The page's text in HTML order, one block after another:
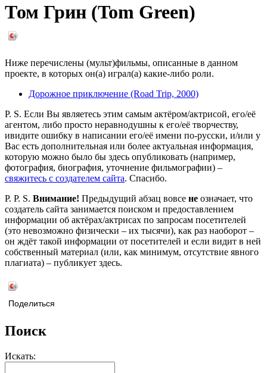
Том Грин (Tom Green)
Ниже перечислены (мульт)фильмы, описанные в данном
проекте, в которых он(а) играл(а) какие-либо роли.
Дорожное приключение (Road Trip, 2000)
P. S. Если Вы являетесь этим самым актёром/актрисой, его/её
агентом, либо просто неравнодушны к его/её творчеству,
ивидите ошибку в написании его/её имени по-русски, и/или у
Вас есть дополнительная или более актуальная информация,
которую можно было бы здесь опубликовать (например,
фотография, биография, уточнение фильмографии) –
свяжитесь с создателем сайта. Спасибо.
P. P. S. Внимание! Предыдущий абзац вовсе не означает, что
создатель сайта занимается поиском и предоставлением
информации об актёрах/актрисах по запросам посетителей
(это невозможно физически – их тысячи), как раз наоборот –
он ждёт такой информации от посетителей и если видит в ней
собственный материал (или, как минимум, отсутствие явного
плагиата) – публикует здесь.
Поделиться
Поиск
Искать: